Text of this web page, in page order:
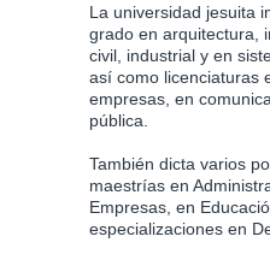
La universidad jesuita
grado en arquitectura,
civil, industrial y en
así como licenciaturas
empresas, en
pública.
También dicta varios
maestrías en
Empresas, en
especializaciones en